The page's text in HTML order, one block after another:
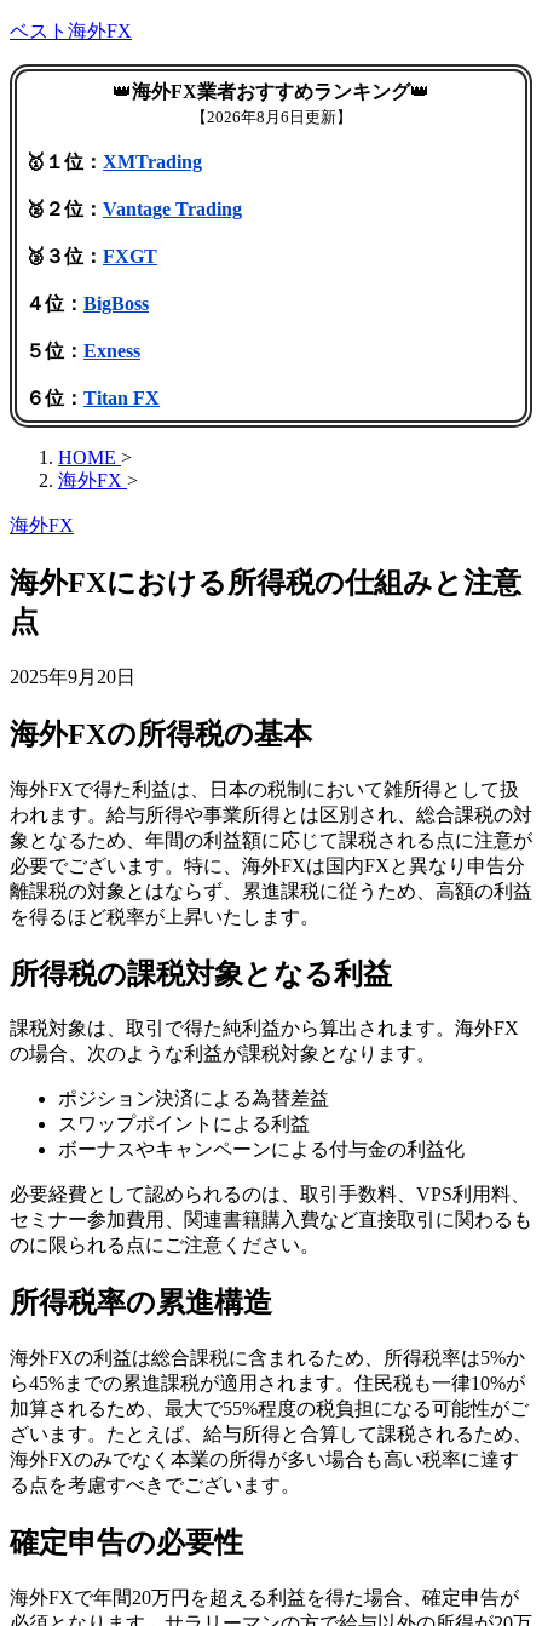
ベスト海外FX
👑海外FX業者おすすめランキング👑
【2026年8月6日更新】
🥇１位： XMTrading
🥈２位： Vantage Trading
🥉３位： FXGT
４位： BigBoss
５位： Exness
６位： Titan FX
HOME >
海外FX >
海外FX
海外FXにおける所得税の仕組みと注意
点
2025年9月20日
海外FXの所得税の基本
海外FXで得た利益は、日本の税制において雑所得として扱
われます。給与所得や事業所得とは区別され、総合課税の対
象となるため、年間の利益額に応じて課税される点に注意が
必要でございます。特に、海外FXは国内FXと異なり申告分
離課税の対象とはならず、累進課税に従うため、高額の利益
を得るほど税率が上昇いたします。
所得税の課税対象となる利益
課税対象は、取引で得た純利益から算出されます。海外FX
の場合、次のような利益が課税対象となります。
ポジション決済による為替差益
スワップポイントによる利益
ボーナスやキャンペーンによる付与金の利益化
必要経費として認められるのは、取引手数料、VPS利用料、
セミナー参加費用、関連書籍購入費など直接取引に関わるも
のに限られる点にご注意ください。
所得税率の累進構造
海外FXの利益は総合課税に含まれるため、所得税率は5%か
ら45%までの累進課税が適用されます。住民税も一律10%が
加算されるため、最大で55%程度の税負担になる可能性がご
ざいます。たとえば、給与所得と合算して課税されるため、
海外FXのみでなく本業の所得が多い場合も高い税率に達す
る点を考慮すべきでございます。
確定申告の必要性
海外FXで年間20万円を超える利益を得た場合、確定申告が